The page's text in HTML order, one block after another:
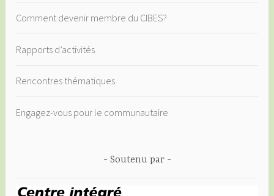
Comment devenir membre du CIBES?
Rapports d’activités
Rencontres thématiques
Engagez-vous pour le communautaire
Soutenu par